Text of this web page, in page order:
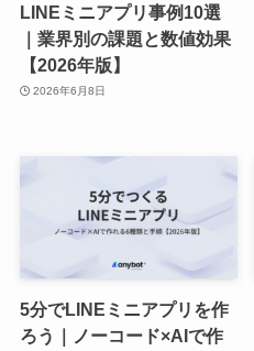
LINEミニアプリ事例10選
｜業界別の課題と数値効果
【2026年版】
2026年6月8日
5分でLINEミニアプリを作
ろう｜ノーコード×AIで作